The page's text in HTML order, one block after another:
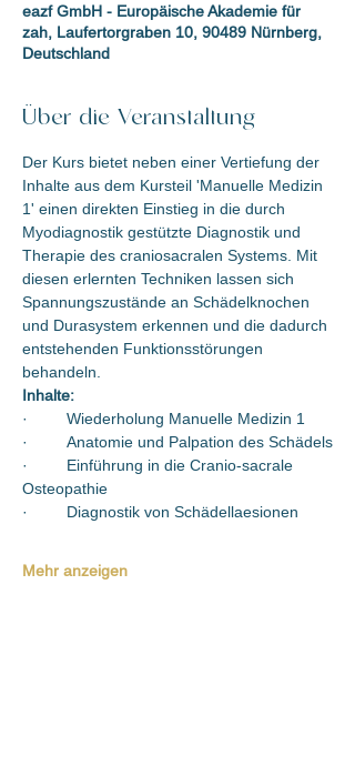
eazf GmbH - Europäische Akademie für
zah, Laufertorgraben 10, 90489 Nürnberg,
Deutschland
Über die Veranstaltung
Der Kurs bietet neben einer Vertiefung der
Inhalte aus dem Kursteil 'Manuelle Medizin
1' einen direkten Einstieg in die durch
Myodiagnostik gestützte Diagnostik und
Therapie des craniosacralen Systems. Mit
diesen erlernten Techniken lassen sich
Spannungszustände an Schädelknochen
und Durasystem erkennen und die dadurch
entstehenden Funktionsstörungen
behandeln.
Inhalte:
·   	Wiederholung Manuelle Medizin 1
·   	Anatomie und Palpation des Schädels
·   	Einführung in die Cranio-sacrale
Osteopathie
·   	Diagnostik von Schädellaesionen
Mehr anzeigen